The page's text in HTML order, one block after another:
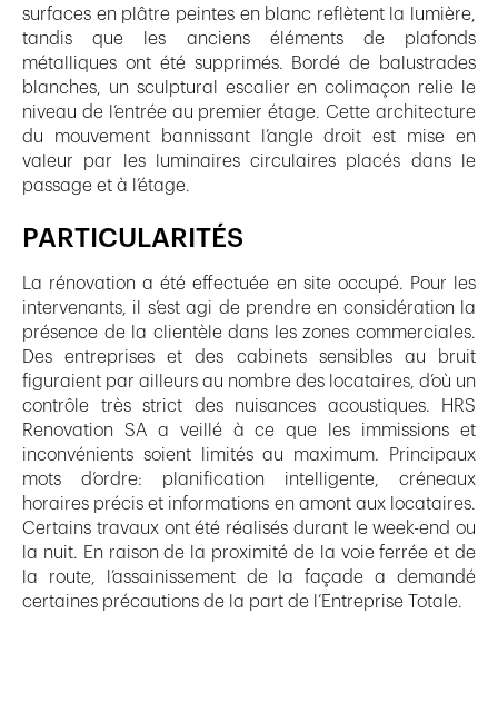
surfaces en plâtre peintes en blanc reflètent la lumière,
tandis que les anciens éléments de plafonds
métalliques ont été supprimés. Bordé de balustrades
blanches, un sculptural escalier en colimaçon relie le
niveau de l’entrée au premier étage. Cette architecture
du mouvement bannissant l’angle droit est mise en
valeur par les luminaires circulaires placés dans le
passage et à l’étage.
PARTICULARITÉS
La rénovation a été effectuée en site occupé. Pour les
intervenants, il s’est agi de prendre en considération la
présence de la clientèle dans les zones commerciales.
Des entreprises et des cabinets sensibles au bruit
figuraient par ailleurs au nombre des locataires, d’où un
contrôle très strict des nuisances acoustiques. HRS
Renovation SA a veillé à ce que les immissions et
inconvénients soient limités au maximum. Principaux
mots d’ordre: planification intelligente, créneaux
horaires précis et informations en amont aux locataires.
Certains travaux ont été réalisés durant le week-end ou
la nuit. En raison de la proximité de la voie ferrée et de
la route, l’assainissement de la façade a demandé
certaines précautions de la part de l’Entreprise Totale.